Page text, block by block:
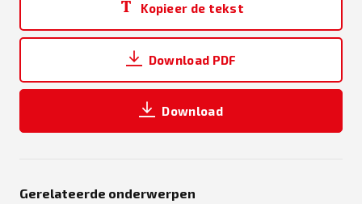
Kopieer de tekst
Download PDF
Download
Gerelateerde onderwerpen